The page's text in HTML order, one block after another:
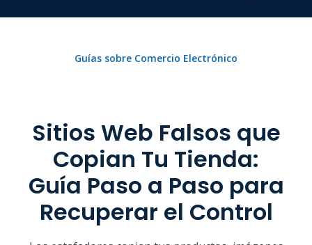
Guías sobre Comercio Electrónico
Sitios Web Falsos que
Copian Tu Tienda:
Guía Paso a Paso para
Recuperar el Control